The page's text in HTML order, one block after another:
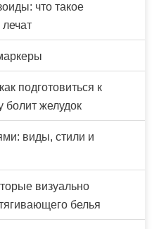
что такое
подготовиться к
болит желудок
виды, стили и
визуально
белья